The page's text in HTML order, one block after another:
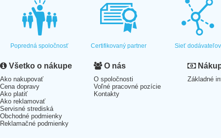
Popredná spoločnosť Certifikovaný partner Sieť dodávateľov
Všetko o nákupe
Ako nakupovať
Cena dopravy
Ako platiť
Ako reklamovať
Servisné strediská
Obchodné podmienky
Reklamačné podmienky
O nás
O spoločnosti
Voľné pracovné pozície
Kontakty
Základné